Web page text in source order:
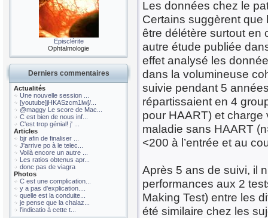
Episclérite
Ophtalmologie
Derniers commentaires
Actualités
Une nouvelle session ...
[youtube]jHKASzcm1lw[/...
@maggy Le score de Mac...
C est bien de nous inf...
C'est trop génial! j' ...
Articles
bjr afin de finaliser ...
J'arrive po à le telec...
Voilà encore un autre ...
Les ratios obtenus apr...
donc pas de viagra
Photos
C est une complication...
y a pas d'explication....
quelle est la conduite...
je pense que la chalaz...
l'indicatio à cette t...
Les données chez le
Certains suggèrent
être délétère surtout en
autre étude publiée
effet analysé les
dans la volumineuse
suivie pendant 5
répartissaient en 4
pour HAART) et
maladie sans HAART
<200 à l’entrée et au
Après 5 ans de suivi, il
performances aux 2
Making Test) entre les
été similaire chez les